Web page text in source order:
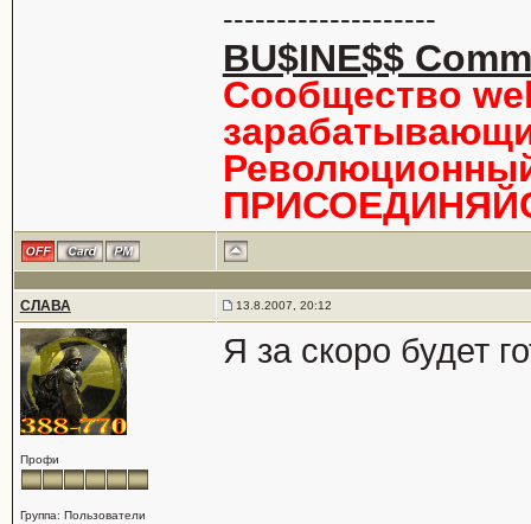
--------------------
BU$INE$$
Сообщество
СЛАВА 13.8.2007, 20:12
Профи
Группа: Пользователи
Я за скоро будет